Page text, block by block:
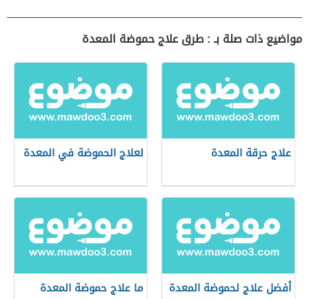
مواضيع ذات صلة بـ : طرق علاج حموضة المعدة
علاج حرقة المعدة لعلاج الحموضة في المعدة
أفضل علاج لحموضة المعدة ما علاج حموضة المعدة